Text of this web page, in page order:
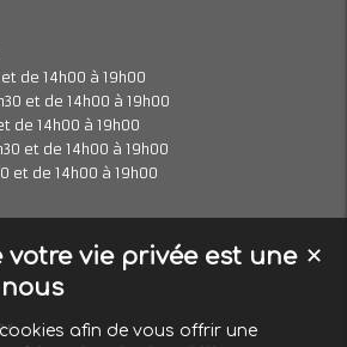
de 14h00 à 19h00
et de 14h00 à 19h00
de 14h00 à 19h00
et de 14h00 à 19h00
et de 14h00 à 19h00
✕
votre vie privée est une
afin de vous offrir une